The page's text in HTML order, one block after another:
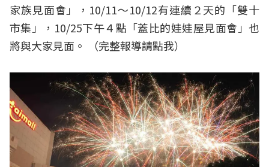
家族見面會」，10/11～10/12有連續２天的「雙十
市集」，10/25下午４點「蓋比的娃娃屋見面會」也
將與大家見面。 （完整報導請點我）